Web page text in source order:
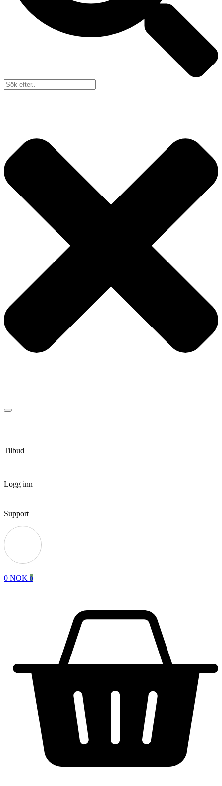
Tilbud
Logg inn
Support
0 NOK 0